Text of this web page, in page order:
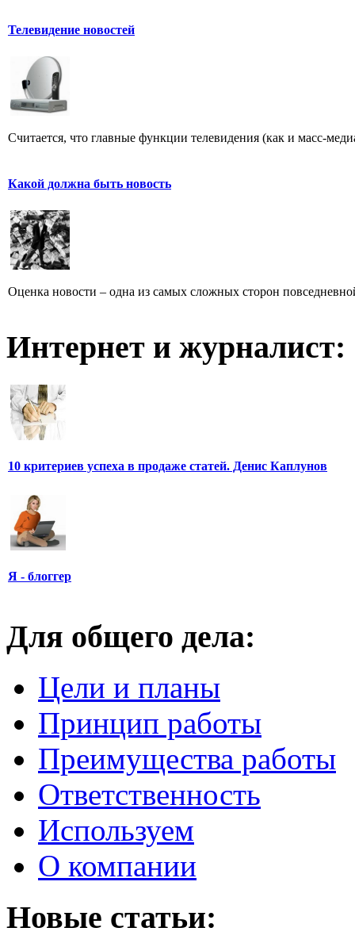
Телевидение новостей
Считается, что главные функции телевидения (как и масс-
Какой должна быть новость
Оценка новости – одна из самых сложных сторон
Интернет и журналист:
10 критериев успеха в продаже статей. Денис Каплунов
Я - блоггер
Для общего дела:
Цели и планы
Принцип работы
Преимущества работы
Ответственность
Используем
О компании
Новые статьи: